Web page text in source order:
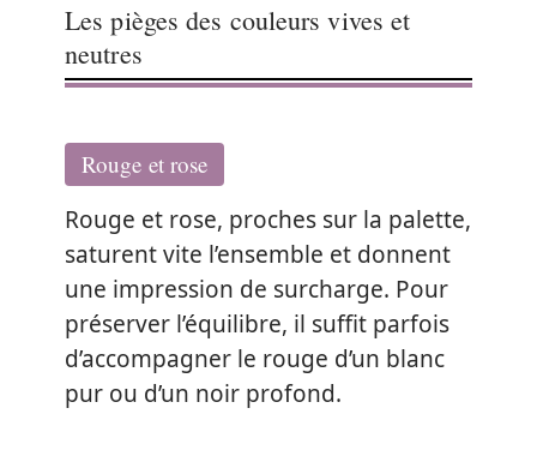
Les pièges des couleurs vives et
neutres
Rouge et rose
Rouge et rose, proches sur la palette,
saturent vite l’ensemble et donnent
une impression de surcharge. Pour
préserver l’équilibre, il suffit parfois
d’accompagner le rouge d’un blanc
pur ou d’un noir profond.